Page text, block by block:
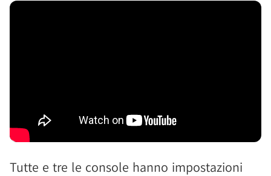
Tutte e tre le console hanno impostazioni